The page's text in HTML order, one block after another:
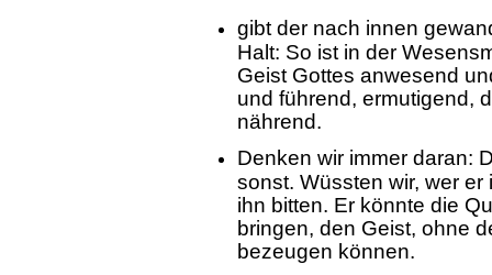
gibt der nach innen
Halt: So ist in der
Geist Gottes anwesend
und führend, ermutigend,
nährend.
Denken wir immer daran:
sonst. Wüssten wir, wer
ihn bitten. Er könnte die
bringen, den Geist, ohne
bezeugen können.